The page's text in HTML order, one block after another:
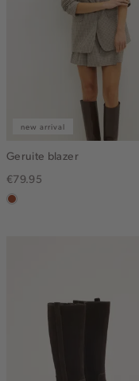
new arrival
Geruite blazer
€79.95
bruin